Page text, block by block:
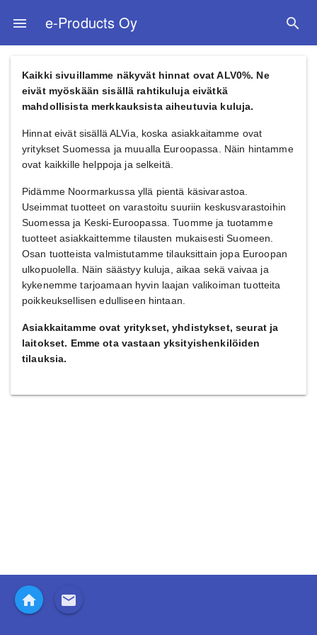
menu e-Products Oy search
Kaikki sivuillamme näkyvät hinnat ovat ALV0%. Ne
eivät myöskään sisällä rahtikuluja eivätkä
mahdollisista merkkauksista aiheutuvia kuluja.
Hinnat eivät sisällä ALVia, koska asiakkaitamme ovat
yritykset Suomessa ja muualla Euroopassa. Näin hintamme
ovat kaikkille helppoja ja selkeitä.
Pidämme Noormarkussa yllä pientä käsivarastoa.
Useimmat tuotteet on varastoitu suuriin keskusvarastoihin
Suomessa ja Keski-Euroopassa. Tuomme ja tuotamme
tuotteet asiakkaittemme tilausten mukaisesti Suomeen.
Osan tuotteista valmistutamme tilauksittain jopa Euroopan
ulkopuolella. Näin säästyy kuluja, aikaa sekä vaivaa ja
kykenemme tarjoamaan hyvin laajan valikoiman tuotteita
poikkeuksellisen edulliseen hintaan.
Asiakkaitamme ovat yritykset, yhdistykset, seurat ja
laitokset. Emme ota vastaan yksityishenkilöiden
tilauksia.
home email